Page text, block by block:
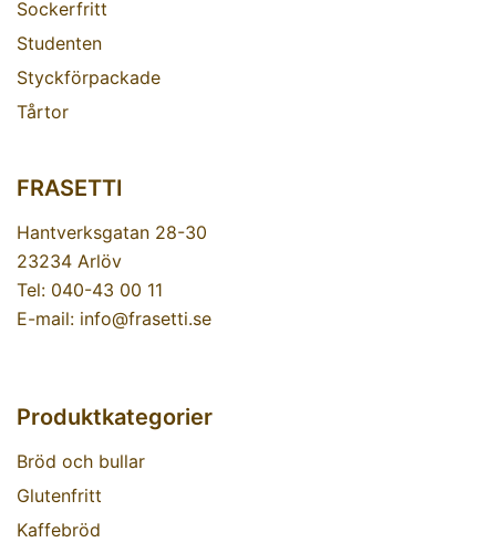
Sockerfritt
Studenten
Styckförpackade
Tårtor
FRASETTI
Hantverksgatan 28-30
23234 Arlöv
Tel: 040-43 00 11
E-mail: info@frasetti.se
Produktkategorier
Bröd och bullar
Glutenfritt
Kaffebröd